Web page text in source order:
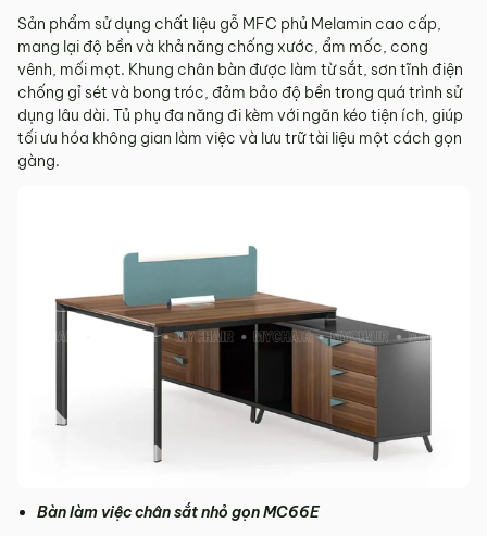
Sản phẩm sử dụng chất liệu gỗ MFC phủ Melamin cao cấp,
mang lại độ bền và khả năng chống xước, ẩm mốc, cong
vênh, mối mọt. Khung chân bàn được làm từ sắt, sơn tĩnh điện
chống gỉ sét và bong tróc, đảm bảo độ bền trong quá trình sử
dụng lâu dài. Tủ phụ đa năng đi kèm với ngăn kéo tiện ích, giúp
tối ưu hóa không gian làm việc và lưu trữ tài liệu một cách gọn
gàng.
Bàn làm việc chân sắt nhỏ gọn MC66E